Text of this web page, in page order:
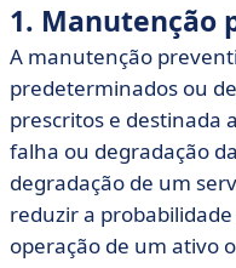
1. Manutenção
A manutenção
predeterminados ou
prescritos e destinada
falha ou degradação
degradação de um
reduzir a
operação de um ativo